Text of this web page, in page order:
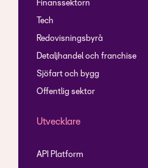
Finanssektorn
Tech
Redovisningsbyrå
Detaljhandel och franchise
Sjöfart och bygg
Offentlig sektor
Utvecklare
API Platform